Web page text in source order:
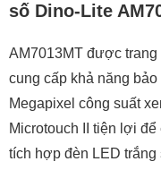
số Dino-Lite
AM7013MT được
cung cấp khả năng
Megapixel công suất
Microtouch II tiện lợi
tích hợp đèn LED